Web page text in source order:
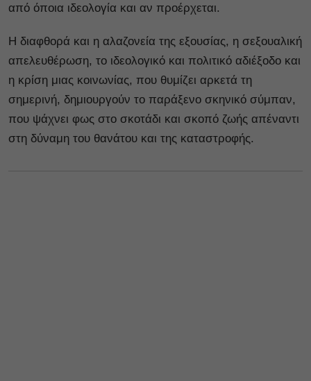
από όποια ιδεολογία και αν προέρχεται.
Η διαφθορά και η αλαζονεία της εξουσίας, η σεξουαλική
απελευθέρωση, το ιδεολογικό και πολιτικό αδιέξοδο και
η κρίση μιας κοινωνίας, που θυμίζει αρκετά τη
σημερινή, δημιουργούν το παράξενο σκηνικό σύμπαν,
που ψάχνει φως στο σκοτάδι και σκοπό ζωής απέναντι
στη δύναμη του θανάτου και της καταστροφής.